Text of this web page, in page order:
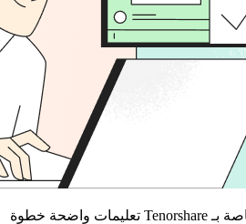
توفر أدلة الفيديو الخاصة بـ Tenorshare تعليمات واضحة خطوة